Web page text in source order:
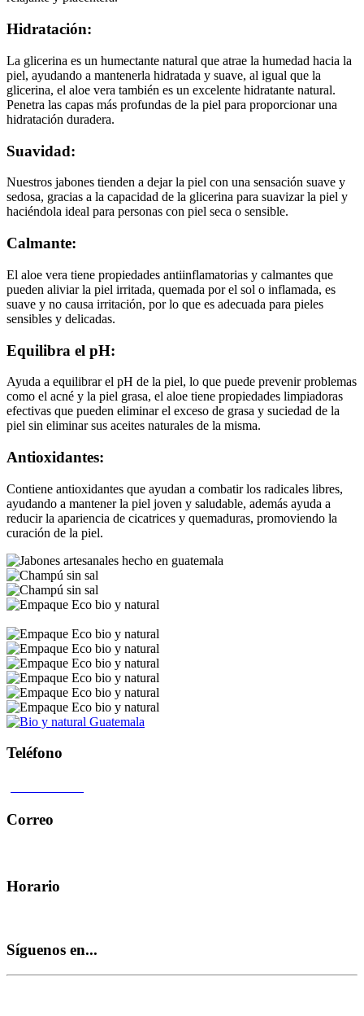
Hidratación:
La glicerina es un humectante natural que atrae la humedad hacia la
piel, ayudando a mantenerla hidratada y suave, al igual que la
glicerina, el aloe vera también es un excelente hidratante natural.
Penetra las capas más profundas de la piel para proporcionar una
hidratación duradera.
Suavidad:
Nuestros jabones tienden a dejar la piel con una sensación suave y
sedosa, gracias a la capacidad de la glicerina para suavizar la piel y
haciéndola ideal para personas con piel seca o sensible.
Calmante:
El aloe vera tiene propiedades antiinflamatorias y calmantes que
pueden aliviar la piel irritada, quemada por el sol o inflamada, es
suave y no causa irritación, por lo que es adecuada para pieles
sensibles y delicadas.
Equilibra el pH:
Ayuda a equilibrar el pH de la piel, lo que puede prevenir problemas
como el acné y la piel grasa, el aloe tiene propiedades limpiadoras
efectivas que pueden eliminar el exceso de grasa y suciedad de la
piel sin eliminar sus aceites naturales de la misma.
Antioxidantes:
Contiene antioxidantes que ayudan a combatir los radicales libres,
ayudando a mantener la piel joven y saludable, además ayuda a
reducir la apariencia de cicatrices y quemaduras, promoviendo la
curación de la piel.
Teléfono
Correo
Horario
Síguenos en...